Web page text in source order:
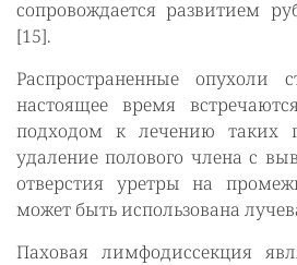
сопровождается развитием
[15].
Распространенные
настоящее время
подходом к лечению таких
удаление полового члена с
отверстия уретры на
может быть использована
Паховая лимфодиссекция